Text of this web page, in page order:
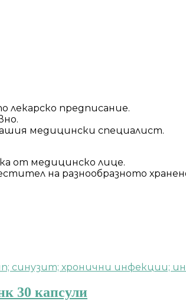
лекарско предписание.
медицински специалист.
от медицинско лице.
на разнообразното
30 капсули